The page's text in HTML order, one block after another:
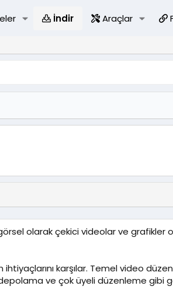
İndir Araçlar
olarak çekici videolar ve grafikler
karşılar. Temel video
ve çok üyeli düzenleme gibi